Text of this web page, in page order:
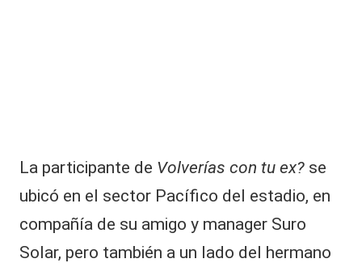
La participante de Volverías con tu ex? se
ubicó en el sector Pacífico del estadio, en
compañía de su amigo y manager Suro
Solar, pero también a un lado del hermano